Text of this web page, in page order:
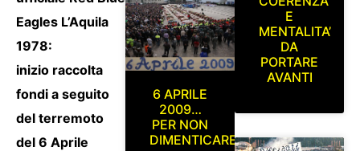
Eagles L’Aquila
1978:
inizio raccolta
fondi a seguito
del terremoto
del 6 Aprile
6 APRILE
2009…
PER NON
DIMENTICARE
E
MENTALITA’
DA
PORTARE
AVANTI